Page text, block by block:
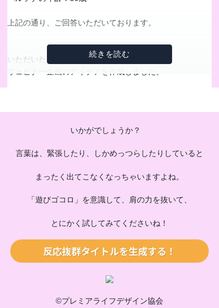
田中さんの専門性が伝わるタイトルを生成しました。
メルマガタイトルを生成しました。
2. 「女性のための使命発見メソッド」
3. 「ライフプランを星座と共に描く」
4. 「幸せをつかむライフデザイン術」
5. 「星のメッセージで夢を叶える」
7. 「輝く人生を手に入れるヒント」
9. 「理想の未来へ導く西洋占星術の力」
11. 「星があなたに贈る成功への道」
12. 「自己実現のための星座ライフプラン」
14. 「女性のための使命を知る旅」
16. 「あなたの星が語る個別のライフプラン」
上記の通り、ご回答いただいております。
いただいた内容をふまえて、
単的に内容が伝わり、
上野さんの専門性が伝わるタイトルを生成しました。
メルマガタイトルを生成しました。
1. 「売れるコピーを極める方法」
3. 「コピーのプロに学ぶ50代女性のための秘訣」
5. 「感動を伝える50代女性のためのコピー術」
いかがでしょうか？
言葉は、緊張したり、しかめっつらしたりしていると
まったく出てこなくなっちゃいますよね。
「遊びゴコロ」を意識して、肩の力を抜いて、
とにかく試してみてくださいね！
反応抜群タイトルを生成する！
©プレミアライフデザイン協会